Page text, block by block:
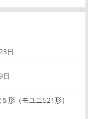
日
日
形（モユニ521形）